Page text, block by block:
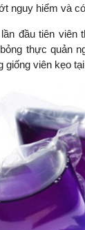
nguy hiểm và
đầu tiên
thực quản
viên kẹo